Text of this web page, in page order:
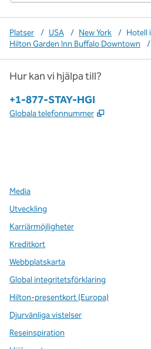
Platser / USA / New York / Hotell i
Hilton Garden Inn Buffalo Downtown
/
Hur kan vi hjälpa till?
Telefon:
+1-877-STAY-HGI
Globala telefonnummer ,
Media
Utveckling
Karriärmöjligheter
Kreditkort
Webbplatskarta
Global integritetsförklaring
Hilton-presentkort (Europa)
Djurvänliga vistelser
Reseinspiration